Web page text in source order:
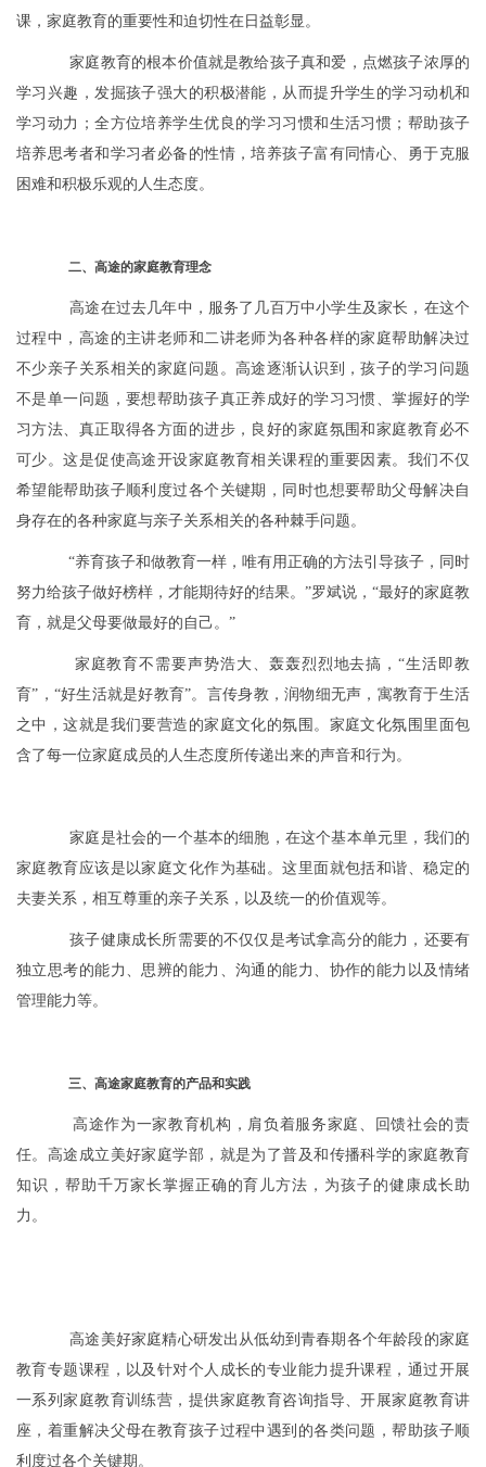
课，家庭教育的重要性和迫切性在日益彰显。
家庭教育的根本价值就是教给孩子真和爱，点燃孩子浓厚的
学习兴趣，发掘孩子强大的积极潜能，从而提升学生的学习动机和
学习动力；全方位培养学生优良的学习习惯和生活习惯；帮助孩子
培养思考者和学习者必备的性情，培养孩子富有同情心、勇于克服
困难和积极乐观的人生态度。
二、高途的家庭教育理念
高途在过去几年中，服务了几百万中小学生及家长，在这个
过程中，高途的主讲老师和二讲老师为各种各样的家庭帮助解决过
不少亲子关系相关的家庭问题。高途逐渐认识到，孩子的学习问题
不是单一问题，要想帮助孩子真正养成好的学习习惯、掌握好的学
习方法、真正取得各方面的进步，良好的家庭氛围和家庭教育必不
可少。这是促使高途开设家庭教育相关课程的重要因素。我们不仅
希望能帮助孩子顺利度过各个关键期，同时也想要帮助父母解决自
身存在的各种家庭与亲子关系相关的各种棘手问题。
“养育孩子和做教育一样，唯有用正确的方法引导孩子，同时
努力给孩子做好榜样，才能期待好的结果。”罗斌说，“最好的家庭教
育，就是父母要做最好的自己。”
家庭教育不需要声势浩大、轰轰烈烈地去搞，“生活即教
育”，“好生活就是好教育”。言传身教，润物细无声，寓教育于生活
之中，这就是我们要营造的家庭文化的氛围。家庭文化氛围里面包
含了每一位家庭成员的人生态度所传递出来的声音和行为。
家庭是社会的一个基本的细胞，在这个基本单元里，我们的
家庭教育应该是以家庭文化作为基础。这里面就包括和谐、稳定的
夫妻关系，相互尊重的亲子关系，以及统一的价值观等。
孩子健康成长所需要的不仅仅是考试拿高分的能力，还要有
独立思考的能力、思辨的能力、沟通的能力、协作的能力以及情绪
管理能力等。
三、高途家庭教育的产品和实践
高途作为一家教育机构，肩负着服务家庭、回馈社会的责
任。高途成立美好家庭学部，就是为了普及和传播科学的家庭教育
知识，帮助千万家长掌握正确的育儿方法，为孩子的健康成长助
力。
高途美好家庭精心研发出从低幼到青春期各个年龄段的家庭
教育专题课程，以及针对个人成长的专业能力提升课程，通过开展
一系列家庭教育训练营，提供家庭教育咨询指导、开展家庭教育讲
座，着重解决父母在教育孩子过程中遇到的各类问题，帮助孩子顺
利度过各个关键期。